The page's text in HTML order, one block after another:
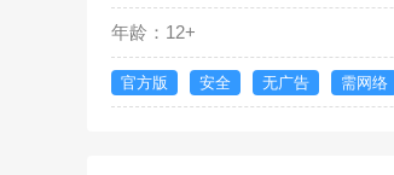
年龄：12+
官方版 安全 无广告 需网络